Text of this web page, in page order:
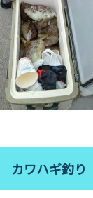
カワハギ釣り